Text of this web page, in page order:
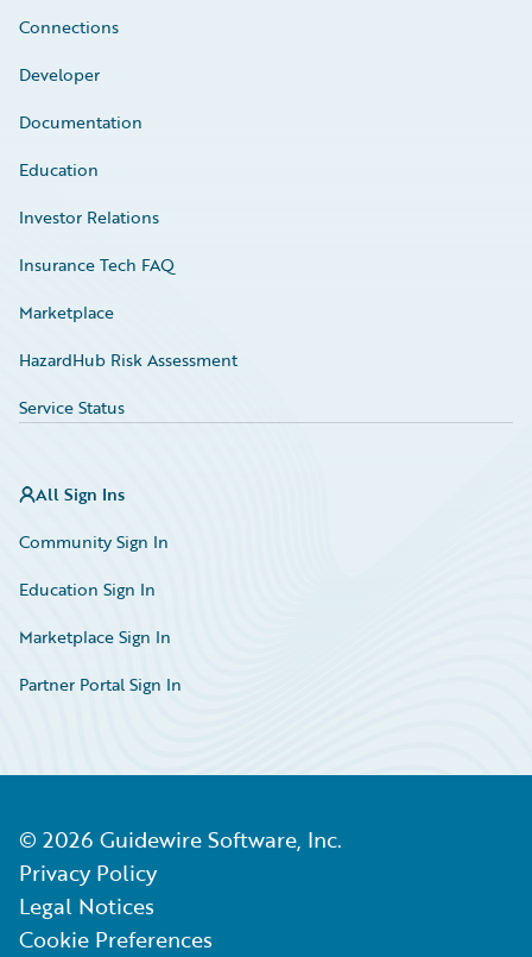
Connections
Developer
Documentation
Education
Investor Relations
Insurance Tech FAQ
Marketplace
HazardHub Risk Assessment
Service Status
All Sign Ins
Community Sign In
Education Sign In
Marketplace Sign In
Partner Portal Sign In
© 2026 Guidewire Software, Inc.
Privacy Policy
Legal Notices
Cookie Preferences